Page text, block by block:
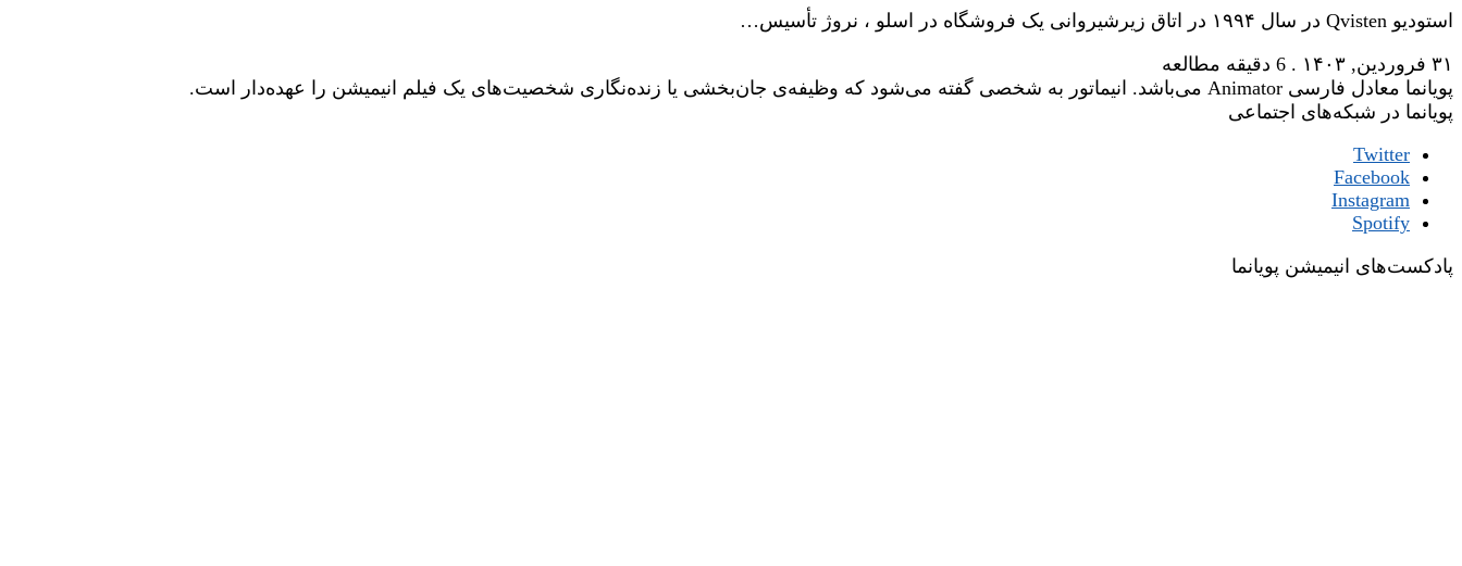
استودیو Qvisten در سال ۱۹۹۴ در اتاق زیرشیروانی یک فروشگاه در اسلو ، نروژ تأسیس…
۳۱ فروردین, ۱۴۰۳
. 6 دقیقه مطالعه
پویانما معادل فارسی Animator می‌باشد. انیماتور به شخصی گفته می‌شود که وظیفه‌ی جان‌بخشی یا زنده‌نگاری شخصیت‌های یک فیلم انیمیشن را عهده‌دار است.
پویانما در شبکه‌های اجتماعی
Twitter
Facebook
Instagram
Spotify
پادکست‌های انیمیشن پویانما